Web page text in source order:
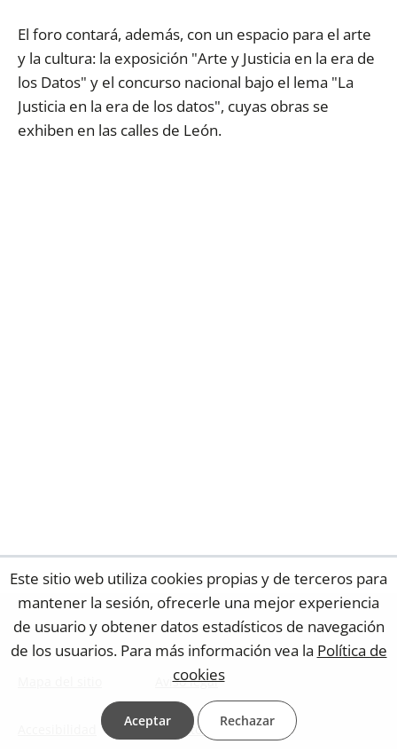
El foro contará, además, con un espacio para el arte
y la cultura: la exposición "Arte y Justicia en la era de
los Datos" y el concurso nacional bajo el lema "La
Justicia en la era de los datos", cuyas obras se
exhiben en las calles de León.
Aviso legal
Contacto web
Este sitio web utiliza cookies propias y de terceros para
mantener la sesión, ofrecerle una mejor experiencia
de usuario y obtener datos estadísticos de navegación
de los usuarios. Para más información vea la Política de
cookies
Aceptar Rechazar